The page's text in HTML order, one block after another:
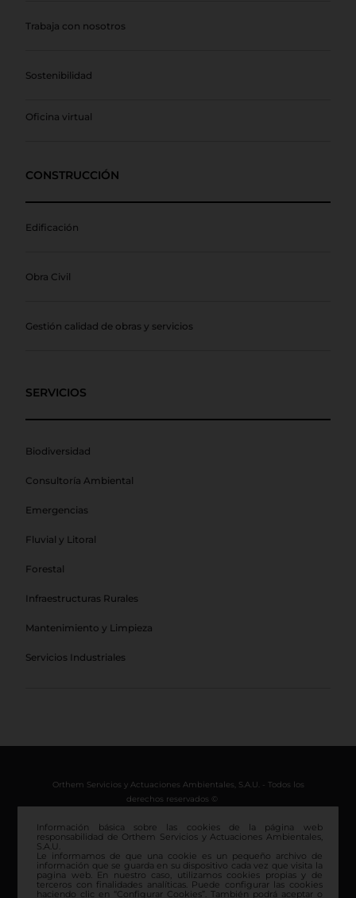
Trabaja con nosotros
Sostenibilidad
Oficina virtual
CONSTRUCCIÓN
Edificación
Obra Civil
Gestión calidad de obras y servicios
SERVICIOS
Biodiversidad
Consultoría Ambiental
Emergencias
Fluvial y Litoral
Forestal
Infraestructuras Rurales
Mantenimiento y Limpieza
Servicios Industriales
Orthem Servicios y Actuaciones Ambientales, S.A.U. - Todos los
derechos reservados ©
Aviso Legal
Política de Gestión Ambiental, de Calidad y Seguridad y Salud
en el Trabajo
Certificado EMAS
Información básica sobre las cookies de la página web
responsabilidad de Orthem Servicios y Actuaciones Ambientales,
S.A.U.
Le informamos de que una cookie es un pequeño archivo de
información que se guarda en su dispositivo cada vez que visita la
pagina web. En nuestro caso, utilizamos cookies propias y de
terceros con finalidades analíticas. Puede configurar las cookies
haciendo clic en “Configurar Cookies”. También podrá aceptar o